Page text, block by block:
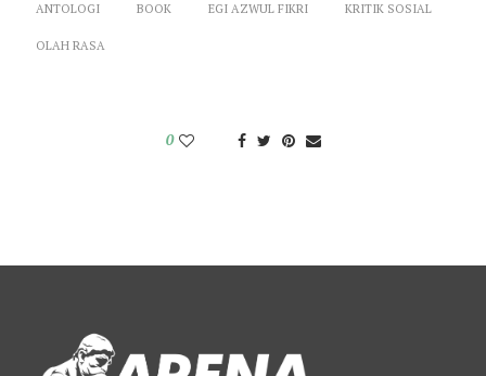
ANTOLOGI BOOK EGI AZWUL FIKRI KRITIK SOSIAL
OLAH RASA
0